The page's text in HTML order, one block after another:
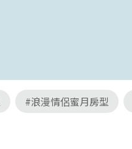
#浪漫情侶蜜月房型